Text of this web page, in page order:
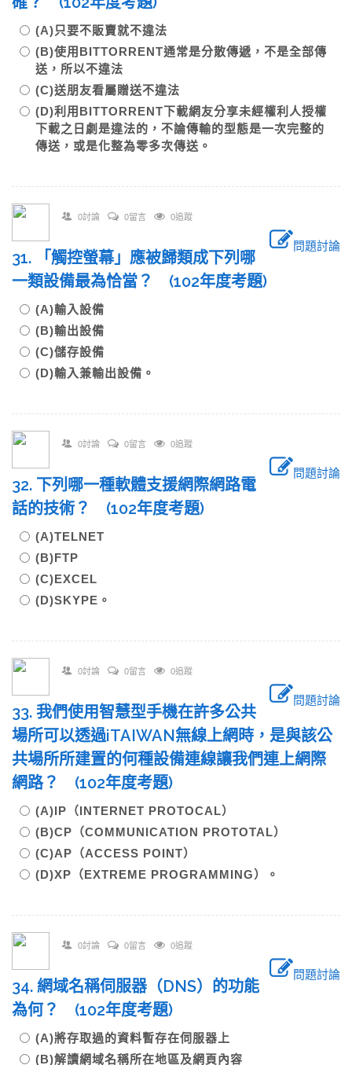
(A)只要不販賣就不違法
(B)使用BITTORRENT通常是分散傳遞，不是全部傳
送，所以不違法
(C)送朋友看屬贈送不違法
(D)利用BITTORRENT下載網友分享未經權利人授權
下載之日劇是違法的，不論傳輸的型態是一次完整的
傳送，或是化整為零多次傳送。
0討論 0留言 0追蹤
問題討論
31. 「觸控螢幕」應被歸類成下列哪
一類設備最為恰當？ (102年度考題)
(A)輸入設備
(B)輸出設備
(C)儲存設備
(D)輸入兼輸出設備。
0討論 0留言 0追蹤
問題討論
32. 下列哪一種軟體支援網際網路電
話的技術？ (102年度考題)
(A)TELNET
(B)FTP
(C)EXCEL
(D)SKYPE。
0討論 0留言 0追蹤
問題討論
33. 我們使用智慧型手機在許多公共
場所可以透過iTAIWAN無線上網時，是與該公
共場所所建置的何種設備連線讓我們連上網際
網路？ (102年度考題)
(A)IP（INTERNET PROTOCAL）
(B)CP（COMMUNICATION PROTOTAL）
(C)AP（ACCESS POINT）
(D)XP（EXTREME PROGRAMMING）。
0討論 0留言 0追蹤
問題討論
34. 網域名稱伺服器（DNS）的功能
為何？ (102年度考題)
(A)將存取過的資料暫存在伺服器上
(B)解讀網域名稱所在地區及網頁內容